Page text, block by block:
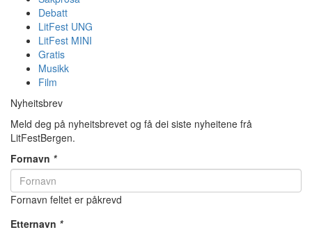
Debatt
LitFest UNG
LitFest MINI
Gratis
Musikk
Film
Nyheitsbrev
Meld deg på nyheitsbrevet og få dei siste nyheitene frå
LitFestBergen.
Fornavn *
Fornavn feltet er påkrevd
Etternavn *